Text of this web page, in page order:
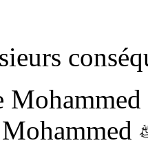
Mohammed